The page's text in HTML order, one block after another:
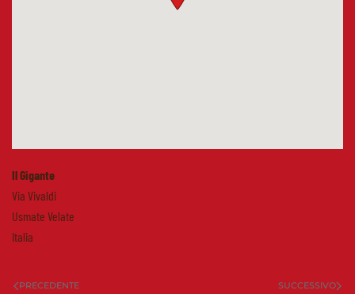
Il Gigante
Via Vivaldi
Usmate Velate
Italia
PRECEDENTE SUCCESSIVO